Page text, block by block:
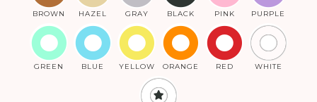
BROWN HAZEL GRAY BLACK PINK PURPLE
GREEN BLUE YELLOW ORANGE RED WHITE